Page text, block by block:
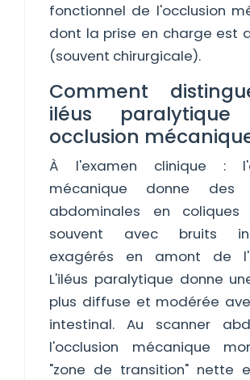
fonctionnel de l'occlusion
dont la prise en charge est
(souvent chirurgicale).
Comment
iléus paralytique
occlusion
À l'examen clinique :
mécanique donne des
abdominales en coliques
souvent avec bruits
exagérés en amont de
L'iléus paralytique donne
plus diffuse et modérée
intestinal. Au scanner
l'occlusion mécanique
"zone de transition" nette